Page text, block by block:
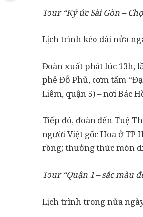
Tour “Ký ức Sài Gòn –
Lịch trình kéo dài nửa
Đoàn xuất phát lúc 13h,
phê Đỗ Phủ, cơm tấm
Liêm, quận 5) – nơi Bác
Tiếp đó, đoàn đến Tuệ
người Việt gốc Hoa ở TP
rồng; thưởng thức món
Tour “Quận 1 – sắc màu
Lịch trình trong nửa